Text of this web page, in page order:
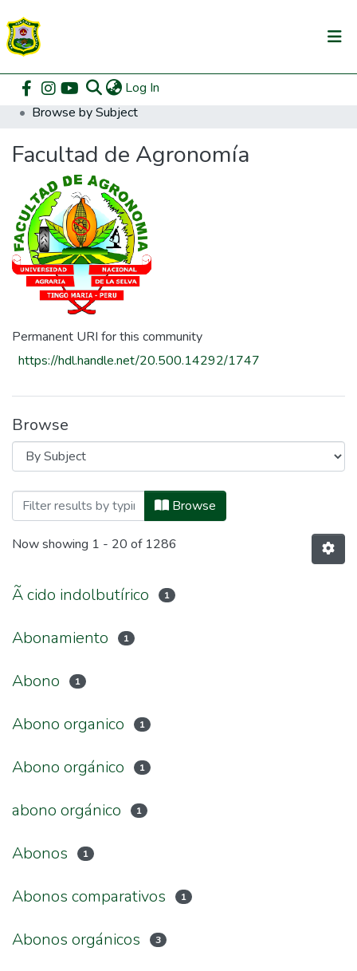
Log In
Communities & Collections
All of DSpace
Home Pregrado
Facultad de Agronomía
Browse by Subject
Facultad de Agronomía
Permanent URI for this community
https://hdl.handle.net/20.500.14292/1747
Browse
Browsing Facultad de Agronomía by
Browse
Now showing 1 - 20 of 1286
Ã cido indolbutírico 1
Abonamiento 1
Abono 1
Abono organico 1
Abono orgánico 1
abono orgánico 1
Abonos 1
Abonos comparativos 1
Abonos orgánicos 3